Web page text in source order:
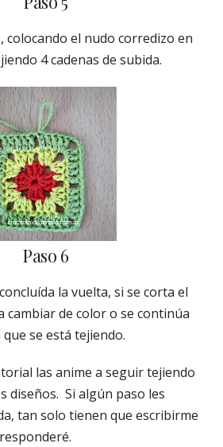
colocando el nudo corredizo en
4 cadenas de subida.
Paso 6
la vuelta, si se corta el
cambiar de color o se continúa
que se está tejiendo.
las anime a seguir tejiendo
diseños. Si algún paso les
tan solo tienen que escribirme